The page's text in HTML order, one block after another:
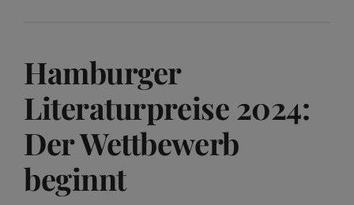
Hamburger
Literaturpreise 2024:
Der Wettbewerb
beginnt